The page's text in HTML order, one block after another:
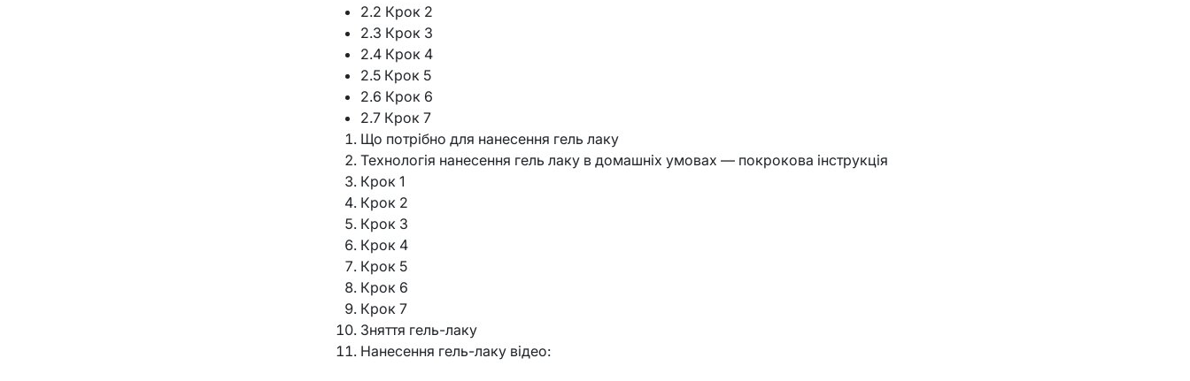
2.2 Крок 2
2.3 Крок 3
2.4 Крок 4
2.5 Крок 5
2.6 Крок 6
2.7 Крок 7
Що потрібно для нанесення гель лаку
Технологія нанесення гель лаку в домашніх умовах — покрокова інструкція
Крок 1
Крок 2
Крок 3
Крок 4
Крок 5
Крок 6
Крок 7
Зняття гель-лаку
Нанесення гель-лаку відео: